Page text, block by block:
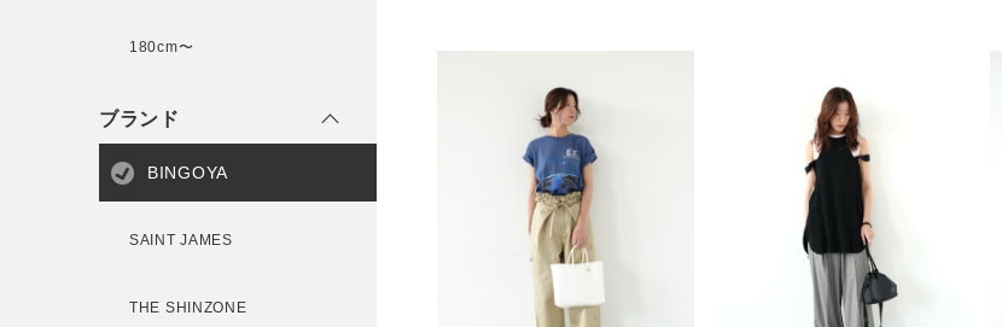
お知らせ・ご利用ガイド
お知らせ
ご利用ガイド
ギフトラッピング
この条件で絞り込む
180cm〜
ブランド
BINGOYA
SAINT JAMES
THE SHINZONE